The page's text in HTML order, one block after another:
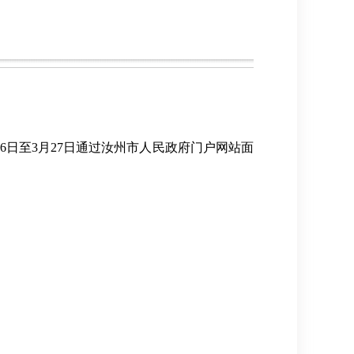
日至3月27日通过汝州市人民政府门户网站面